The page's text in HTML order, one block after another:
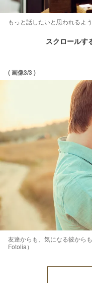
もっと話したいと思われるよ
スクロールす
( 画像3/3 )
友達からも、気になる彼から
Fotolia）